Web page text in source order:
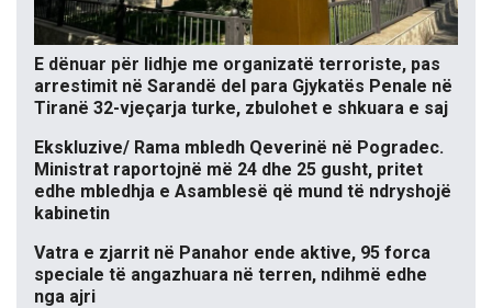
E dënuar për lidhje me organizatë terroriste, pas
arrestimit në Sarandë del para Gjykatës Penale në
Tiranë 32-vjeçarja turke, zbulohet e shkuara e saj
Ekskluzive/ Rama mbledh Qeverinë në Pogradec.
Ministrat raportojnë më 24 dhe 25 gusht, pritet
edhe mbledhja e Asamblesë që mund të ndryshojë
kabinetin
Vatra e zjarrit në Panahor ende aktive, 95 forca
speciale të angazhuara në terren, ndihmë edhe
nga ajri